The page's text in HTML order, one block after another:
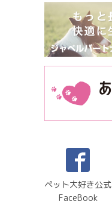
ペット大好き公式
FaceBook